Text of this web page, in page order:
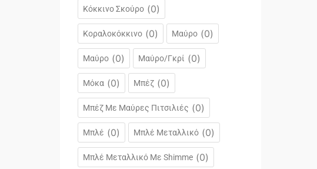
Κόκκινο Σκούρο (0)
Κοραλοκόκκινο (0) Μαύρο (0)
Μαύρο (0) Μαύρο/γκρί (0)
Μόκα (0) Μπέζ (0)
Μπέζ Με Μαύρες Πιτσιλιές (0)
Μπλέ (0) Μπλέ Μεταλλικό (0)
Μπλέ Μεταλλικό Με Shimme (0)